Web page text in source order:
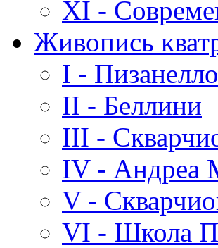
XI -
Живопись
I - Пизанелло
II - Беллини
III -
IV - Андреа
V -
VI - Школа